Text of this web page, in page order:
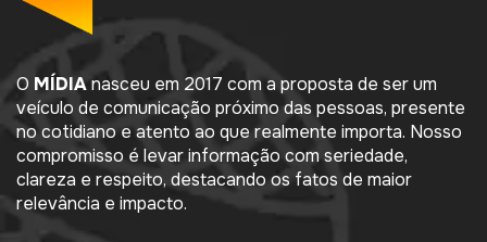
O MÍDIAnasceu em 2017 com a proposta de ser um
veículo de comunicação próximo das pessoas, presente
no cotidiano e atento ao que realmente importa. Nosso
compromisso é levar informação com seriedade,
clareza e respeito, destacando os fatos de maior
relevância e impacto.